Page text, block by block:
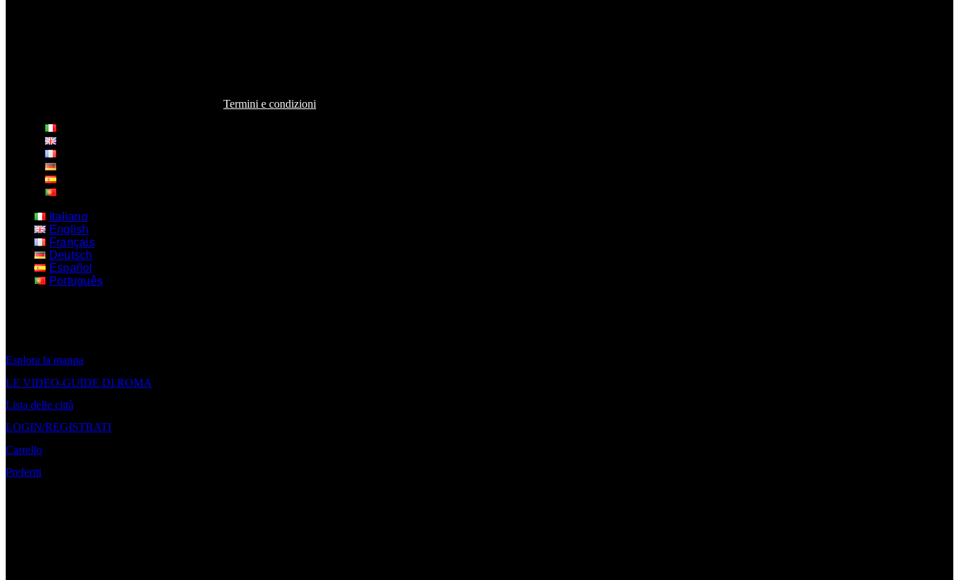
Termini e condizioni
Italiano
English
Français
Deutsch
Español
Português
Esplora la mappa
LE VIDEO-GUIDE DI ROMA
Lista delle città
LOGIN/REGISTRATI
Carrello
Preferiti